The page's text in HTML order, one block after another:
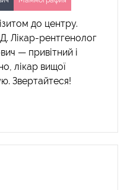
до центру.
Лікар-рентгенолог
— привітний і
лікар вищої
Звертайтеся!